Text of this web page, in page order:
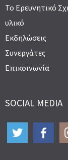
Το Ερευνητικό
υλικό
Εκδηλώσεις
Συνεργάτες
Επικοινωνία
SOCIAL MEDIA